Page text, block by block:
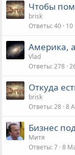
Чтобы
brisk
Ответы 40
Америка,
Vlad
Ответы 278
Откуда
brisk
Ответы 28 8
Бизнес
Митя
Ответы 7 8